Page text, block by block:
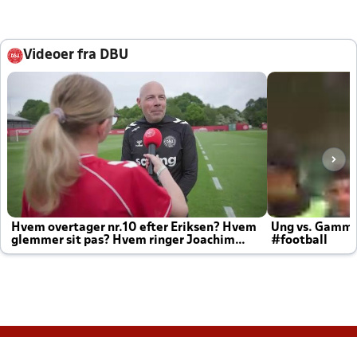
Videoer fra DBU
Hvem overtager nr.10 efter Eriksen? Hvem
glemmer sit pas? Hvem ringer Joachim
altid til efter kampe?
Ung vs.
#football